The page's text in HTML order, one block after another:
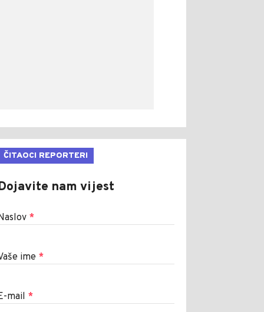
ČITAOCI REPORTERI
nam vijest
*
ime *
mail *